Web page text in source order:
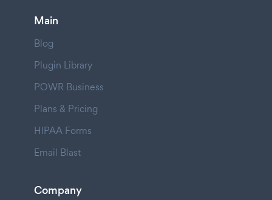
Main
Blog
Plugin Library
POWR Business
Plans & Pricing
HIPAA Forms
Email Blast
Company